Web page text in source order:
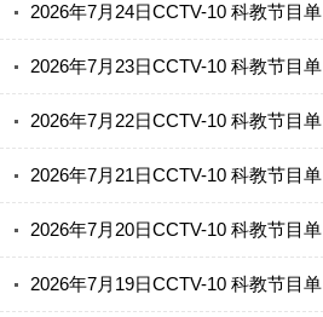
2026年7月24日CCTV-10 科教节目单
2026年7月23日CCTV-10 科教节目单
2026年7月22日CCTV-10 科教节目单
2026年7月21日CCTV-10 科教节目单
2026年7月20日CCTV-10 科教节目单
2026年7月19日CCTV-10 科教节目单